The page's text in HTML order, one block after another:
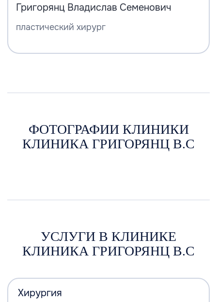
Григорянц Владислав Семенович
пластический хирург
ФОТОГРАФИИ КЛИНИКИ
КЛИНИКА ГРИГОРЯНЦ В.С
УСЛУГИ В КЛИНИКЕ
КЛИНИКА ГРИГОРЯНЦ В.С
Хирургия